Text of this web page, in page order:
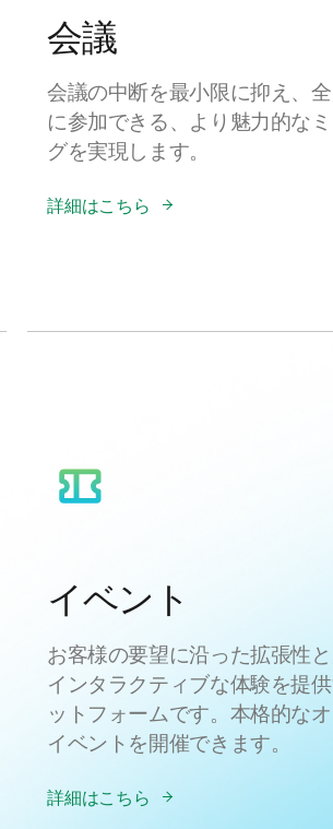
会議
会議の中断を最小限に抑え、
に参加できる、より魅力的な
グを実現します。
詳細はこちら
イベント
お客様の要望に沿った拡張性と
インタラクティブな体験を提
ットフォームです。本格的な
イベントを開催できます。
詳細はこちら